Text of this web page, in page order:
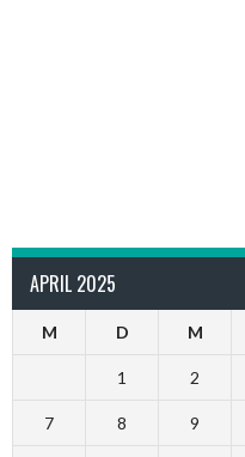
APRIL 2025
M D M
1 2
7 8 9